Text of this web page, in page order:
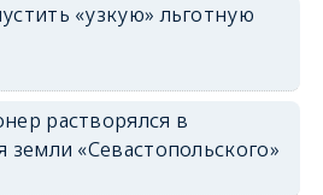
«узкую» льготную
растворялся в
земли «Севастопольского»